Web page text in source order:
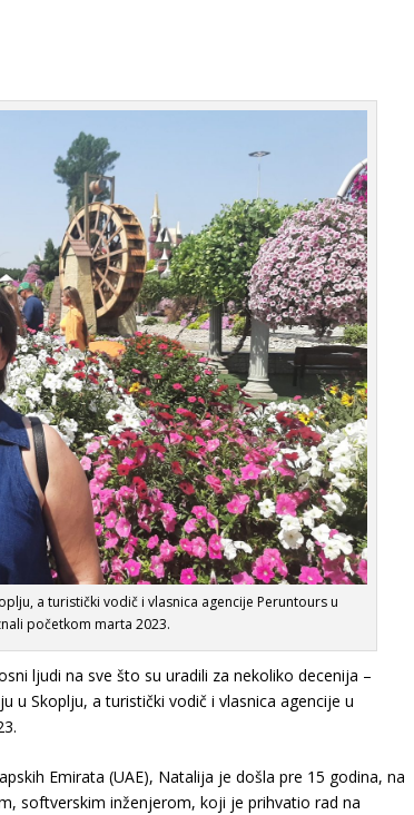
a turistički vodič i vlasnica agencije Peruntours u
početkom marta 2023.
ljudi na sve što su uradili za nekoliko decenija –
u Skoplju, a turistički vodič i vlasnica agencije u
Emirata (UAE), Natalija je došla pre 15 godina, na
softverskim inženjerom, koji je prihvatio rad na